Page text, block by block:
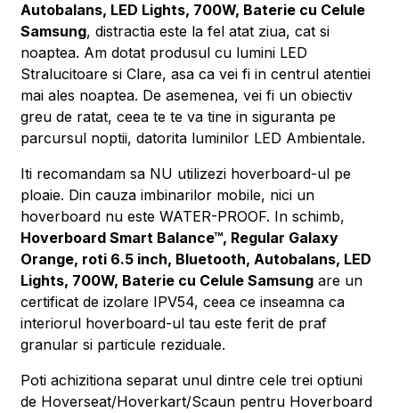
Autobalans, LED Lights, 700W, Baterie cu Celule
Samsung, distractia este la fel atat ziua, cat si
noaptea. Am dotat produsul cu lumini LED
Stralucitoare si Clare, asa ca vei fi in centrul atentiei
mai ales noaptea. De asemenea, vei fi un obiectiv
greu de ratat, ceea te te va tine in siguranta pe
parcursul noptii, datorita luminilor LED Ambientale.
Iti recomandam sa NU utilizezi hoverboard-ul pe
ploaie. Din cauza imbinarilor mobile, nici un
hoverboard nu este WATER-PROOF. In schimb,
Hoverboard Smart Balance™, Regular Galaxy
Orange, roti 6.5 inch, Bluetooth, Autobalans, LED
Lights, 700W, Baterie cu Celule Samsung are un
certificat de izolare IPV54, ceea ce inseamna ca
interiorul hoverboard-ul tau este ferit de praf
granular si particule reziduale.
Poti achizitiona separat unul dintre cele trei optiuni
de Hoverseat/Hoverkart/Scaun pentru Hoverboard